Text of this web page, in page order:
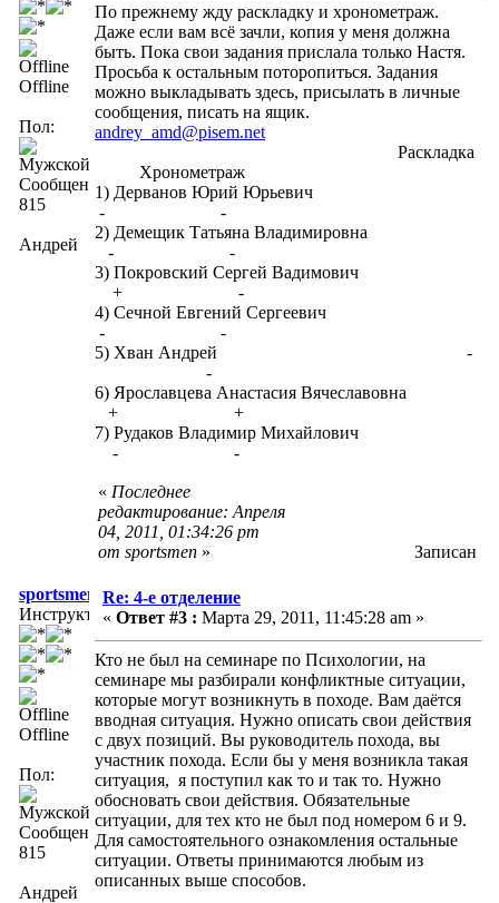
Offline
Пол:
Сообщений:
815
Андрей
По прежнему жду раскладку и хронометраж.
Даже если вам всё зачли, копия у меня должна
быть. Пока свои задания прислала только Настя.
Просьба к остальным поторопиться. Задания
можно выкладывать здесь, присылать в личные
сообщения, писать на ящик.
andrey_amd@pisem.net
Раскладка
Хронометраж
1) Дерванов Юрий Юрьевич
- -
2) Демещик Татьяна Владимировна
- -
3) Покровский Сергей Вадимович
+ -
4) Сечной Евгений Сергеевич
- -
5) Хван Андрей -
-
6) Ярославцева Анастасия Вячеславовна
+ +
7) Рудаков Владимир Михайлович
- -
« Последнее
редактирование: Апреля
04, 2011, 01:34:26 pm
от sportsmen » Записан
sportsmen
Инструктор
Offline
Пол:
Сообщений:
815
Андрей
Re: 4-е отделение
« Ответ #3 : Марта 29, 2011, 11:45:28 am »
Кто не был на семинаре по Психологии, на
семинаре мы разбирали конфликтные ситуации,
которые могут возникнуть в походе. Вам даётся
вводная ситуация. Нужно описать свои действия
с двух позиций. Вы руководитель похода, вы
участник похода. Если бы у меня возникла такая
ситуация, я поступил как то и так то. Нужно
обосновать свои действия. Обязательные
ситуации, для тех кто не был под номером 6 и 9.
Для самостоятельного ознакомления остальные
ситуации. Ответы принимаются любым из
описанных выше способов.